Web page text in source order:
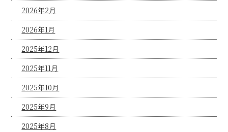
2026年2月
2026年1月
2025年12月
2025年11月
2025年10月
2025年9月
2025年8月